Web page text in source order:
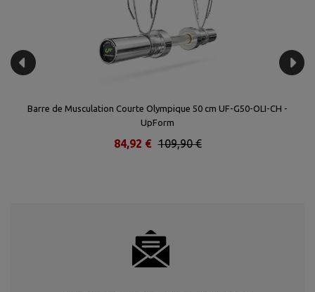
Barre de Musculation Courte Olympique 50 cm UF-G50-OLI-CH -
UpForm
109,90 €
84,92 €